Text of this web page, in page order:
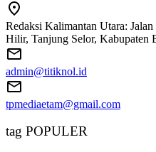
Redaksi Kalimantan Utara:
Hilir, Tanjung Selor, Kabupaten
admin@titiknol.id
tpmediaetam@gmail.com
tag POPULER